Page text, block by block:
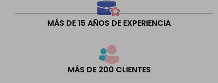
MÁS DE 15 AÑOS DE EXPERIENCIA
MÁS DE 200 CLIENTES